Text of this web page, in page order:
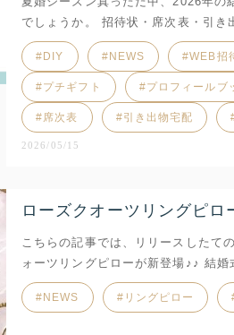
でしょうか。 招待状・席次表・引き
DIY NEWS WEB招
プチギフト プロフィールブ
席次表 引き出物宅配
2026/05/15
ローズクオーツリングピ
こちらの記事では、リリースしたて
ォーツリングピローが新登場♪♪ 結
NEWS リングピロー